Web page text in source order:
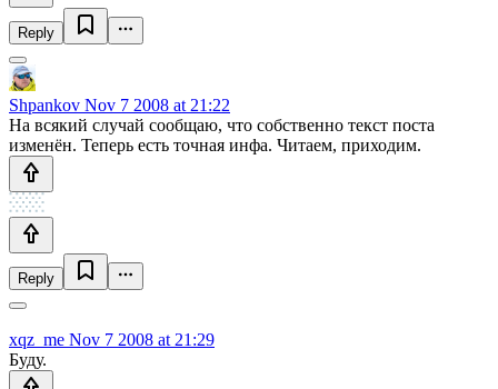
Reply
Shpankov Nov 7 2008 at 21:22
На всякий случай сообщаю, что собственно текст поста
изменён. Теперь есть точная инфа. Читаем, приходим.
Reply
xqz_me Nov 7 2008 at 21:29
Буду.